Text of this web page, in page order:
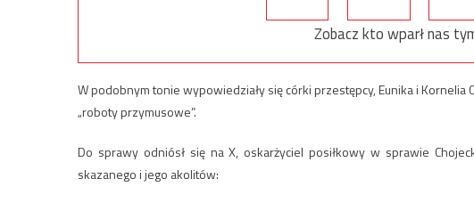
Zobacz kto wparł nas
W podobnym tonie wypowiedziały się córki przestępcy, Eunika i
„roboty przymusowe”.
Do sprawy odniósł się na X, oskarżyciel posiłkowy w sprawie
skazanego i jego akolitów: